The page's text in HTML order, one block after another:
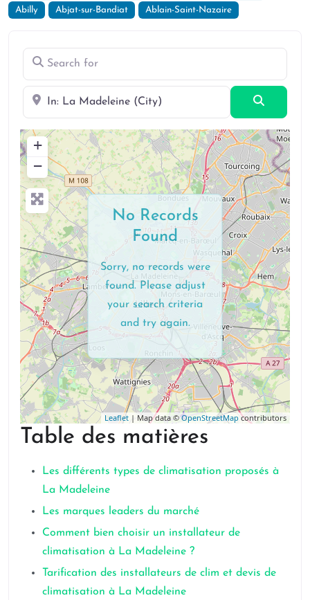
Search for
Near
+
−
Leaflet | Map data ©OpenStreetMapcontributors
No Records
Found
Sorry, no records were
found. Please adjust
your search criteria
and try again.
Table des matières
Les différents types de climatisation proposés à
La Madeleine
Les marques leaders du marché
Comment bien choisir un installateur de
climatisation à La Madeleine ?
Tarification des installateurs de clim et devis de
climatisation à La Madeleine
Abilly Abjat-sur-Bandiat Ablain-Saint-Nazaire